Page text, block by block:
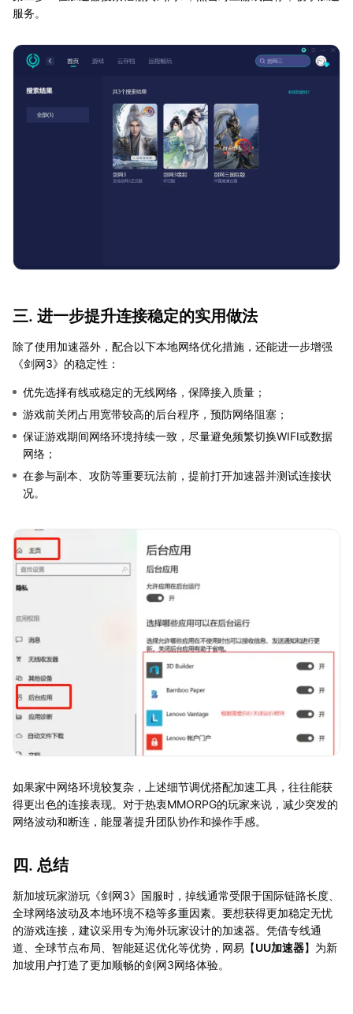
服务。
三. 进一步提升连接稳定的实用做法
除了使用加速器外，配合以下本地网络优化措施，还能进一步增强
《剑网3》的稳定性：
优先选择有线或稳定的无线网络，保障接入质量；
游戏前关闭占用宽带较高的后台程序，预防网络阻塞；
保证游戏期间网络环境持续一致，尽量避免频繁切换WIFI或数据
网络；
在参与副本、攻防等重要玩法前，提前打开加速器并测试连接状
况。
如果家中网络环境较复杂，上述细节调优搭配加速工具，往往能获
得更出色的连接表现。对于热衷MMORPG的玩家来说，减少突发的
网络波动和断连，能显著提升团队协作和操作手感。
四. 总结
新加坡玩家游玩《剑网3》国服时，掉线通常受限于国际链路长度、
全球网络波动及本地环境不稳等多重因素。要想获得更加稳定无忧
的游戏连接，建议采用专为海外玩家设计的加速器。凭借专线通
道、全球节点布局、智能延迟优化等优势，网易【UU加速器】为新
加坡用户打造了更加顺畅的剑网3网络体验。